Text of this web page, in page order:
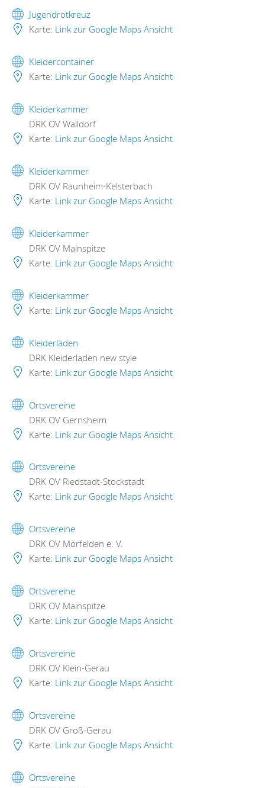
Jugendrotkreuz
Karte: Link zur Google Maps Ansicht
Kleidercontainer
Karte: Link zur Google Maps Ansicht
Kleiderkammer
DRK OV Walldorf
Karte: Link zur Google Maps Ansicht
Kleiderkammer
DRK OV Raunheim-Kelsterbach
Karte: Link zur Google Maps Ansicht
Kleiderkammer
DRK OV Mainspitze
Karte: Link zur Google Maps Ansicht
Kleiderkammer
Karte: Link zur Google Maps Ansicht
Kleiderläden
DRK Kleiderladen new style
Karte: Link zur Google Maps Ansicht
Ortsvereine
DRK OV Gernsheim
Karte: Link zur Google Maps Ansicht
Ortsvereine
DRK OV Riedstadt-Stockstadt
Karte: Link zur Google Maps Ansicht
Ortsvereine
DRK OV Mörfelden e. V.
Karte: Link zur Google Maps Ansicht
Ortsvereine
DRK OV Mainspitze
Karte: Link zur Google Maps Ansicht
Ortsvereine
DRK OV Klein-Gerau
Karte: Link zur Google Maps Ansicht
Ortsvereine
DRK OV Groß-Gerau
Karte: Link zur Google Maps Ansicht
Ortsvereine